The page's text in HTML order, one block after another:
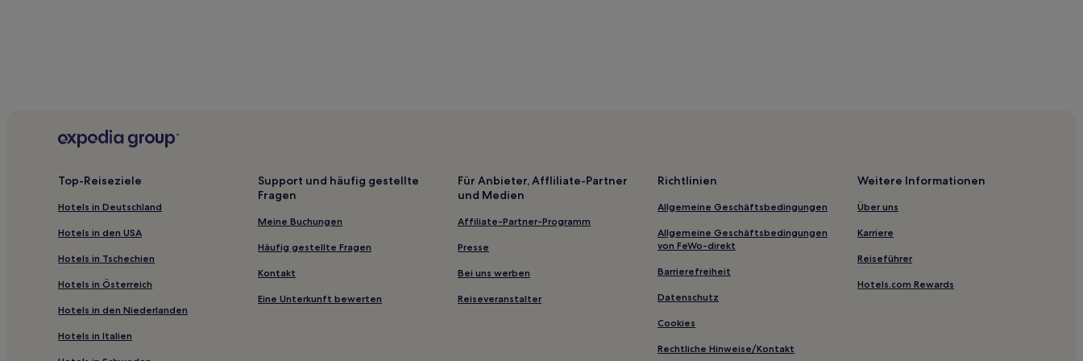
Top-Reiseziele
Hotels in Deutschland
Hotels in den USA
Hotels in Tschechien
Hotels in Österreich
Hotels in den Niederlanden
Hotels in Italien
Support und häufig gestellte
Fragen
Meine Buchungen
Häufig gestellte Fragen
Kontakt
Eine Unterkunft bewerten
Für Anbieter, Affliliate-Partner
und Medien
Affiliate-Partner-Programm
Presse
Bei uns werben
Reiseveranstalter
Richtlinien
Allgemeine Geschäftsbedingungen
Allgemeine Geschäftsbedingungen
von FeWo-direkt
Barrierefreiheit
Datenschutz
Cookies
Rechtliche Hinweise/Kontakt
Weitere Informationen
Über uns
Karriere
Reiseführer
Hotels.com Rewards